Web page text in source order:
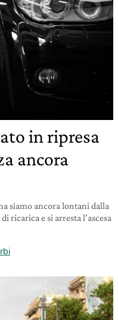
in ripresa
ancora
siamo ancora lontani dalla
ricarica e si arresta l’ascesa